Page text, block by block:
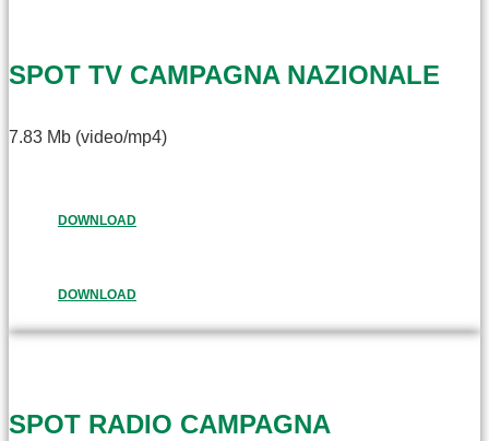
SPOT TV CAMPAGNA NAZIONALE
7.83 Mb (video/mp4)
DOWNLOAD
DOWNLOAD
SPOT RADIO CAMPAGNA